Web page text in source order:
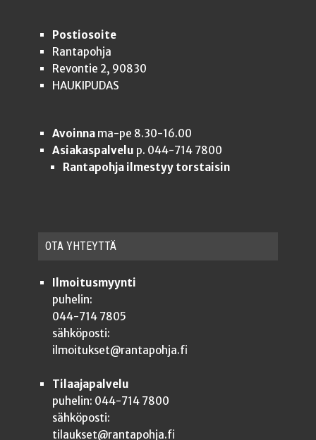
Postiosoite
Rantapohja
Revontie 2, 90830
HAUKIPUDAS
Avoinnama-pe 8.30-16.00
Asiakaspalvelu p. 044-714 7800
Rantapohja ilmestyy torstaisin
OTA YHTEYT­TÄ
Ilmoitusmyynti
puhelin:
044-714 7805
sähköposti:
ilmoitukset@rantapohja.fi
Tilaajapalvelu
puhelin: 044-714 7800
sähköposti:
tilaukset@rantapohja.fi